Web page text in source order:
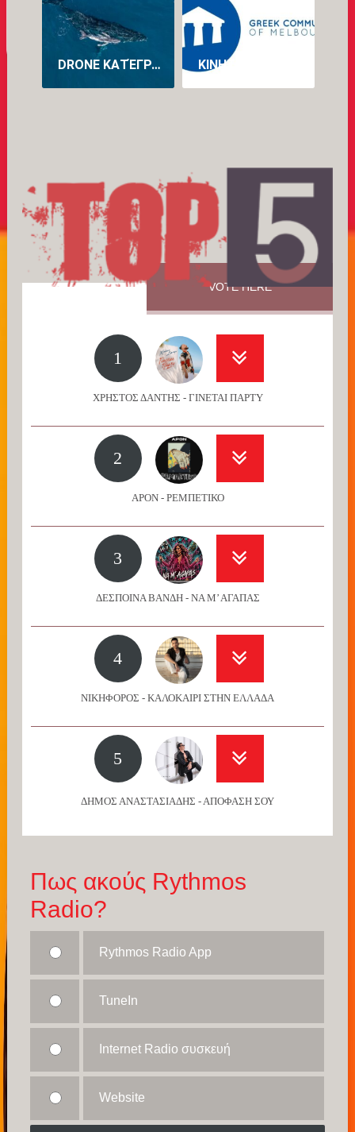
DRONE ΚΑΤΈΓΡΑΨΕ ΓΙΑ ΠΡΏΤΗ ΦΟΡΆ ΤΗ ΓΈΝΝΑ ΦΆΛΑΙΝΑΣ ΣΤΗΝ ΑΥΣΤΡΑΛΊΑ (VID)
VOTE HERE
1
ΧΡΗΣΤΟΣ ΔΑΝΤΗΣ - ΓΙΝΕΤΑΙ ΠΑΡΤΥ
2
APON - ΡΕΜΠΕΤΙΚΟ
3
ΔΕΣΠΟΙΝΑ ΒΑΝΔΗ - ΝΑ Μ’ ΑΓΑΠΑΣ
4
ΝΙΚΗΦΟΡΟΣ - ΚΑΛΟΚΑΙΡΙ ΣΤΗΝ ΕΛΛΑΔΑ
5
ΔΗΜΟΣ ΑΝΑΣΤΑΣΙΑΔΗΣ - ΑΠΟΦΑΣΗ ΣΟΥ
Πως ακούς Rythmos
Radio?
Rythmos Radio App
TuneIn
Internet Radio συσκευή
Website